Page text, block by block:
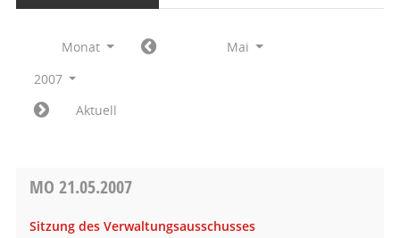
Monat
Mai
2007
Aktuell
MO 21.05.2007
Sitzung des Verwaltungsausschusses